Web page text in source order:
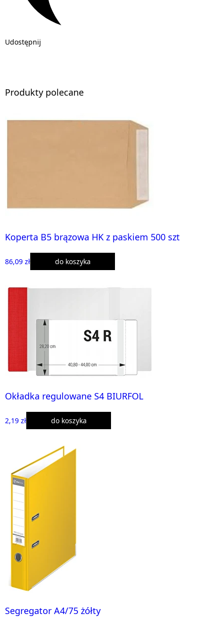
Udostępnij
Produkty polecane
Koperta B5 brązowa HK z paskiem 500 szt
86,09 zł do koszyka
Okładka regulowane S4 BIURFOL
2,19 zł do koszyka
Segregator A4/75 żółty